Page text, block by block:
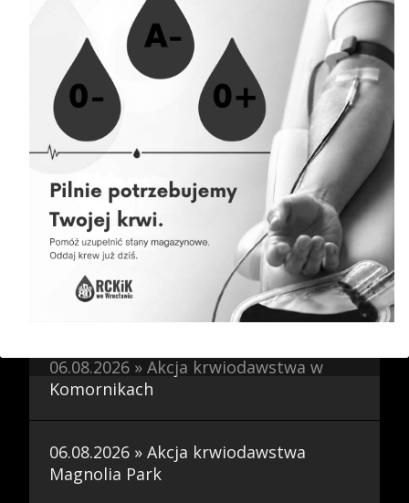
08.08.2026 » Z głębokim żalem
zawiadamiamy
07.08.2026 » Akcja krwiodawstwa w
Bierutowie
07.08.2026 » Harmonogram akcji
wyjazdowych
07.08.2026 » Akcja krwiodawstwa w
Jelczu Laskowicach
06.08.2026 » Akcja krwiodawstwa w
Komornikach
06.08.2026 » Akcja krwiodawstwa
Magnolia Park